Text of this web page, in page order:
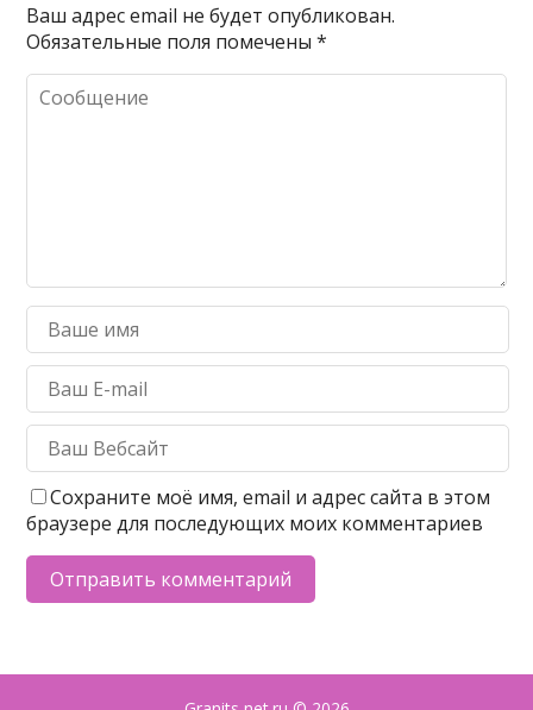
Ваш адрес email не будет опубликован.
Обязательные поля помечены*
Сохраните моё имя, email и адрес сайта в этом
браузере для последующих моих комментариев